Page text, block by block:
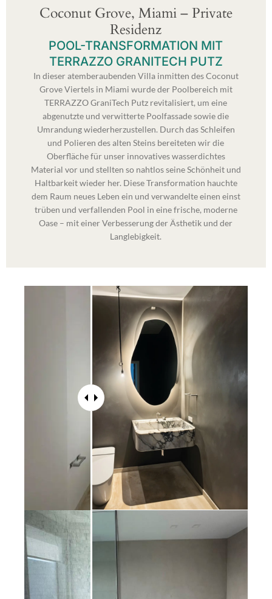
Coconut Grove, Miami – Private
Residenz
POOL-TRANSFORMATION MIT
TERRAZZO GRANITECH PUTZ
In dieser atemberaubenden Villa inmitten des Coconut
Grove Viertels in Miami wurde der Poolbereich mit
TERRAZZO GraniTech Putz revitalisiert, um eine
abgenutzte und verwitterte Poolfassade sowie die
Umrandung wiederherzustellen. Durch das Schleifen
und Polieren des alten Steins bereiteten wir die
Oberfläche für unser innovatives wasserdichtes
Material vor und stellten so nahtlos seine Schönheit und
Haltbarkeit wieder her. Diese Transformation hauchte
dem Raum neues Leben ein und verwandelte einen einst
trüben und verfallenden Pool in eine frische, moderne
Oase – mit einer Verbesserung der Ästhetik und der
Langlebigkeit.